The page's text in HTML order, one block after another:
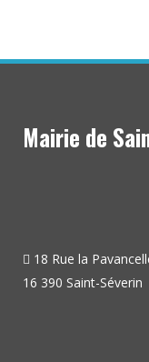
Mairie de
18 Rue la
16 390 Saint-Séverin